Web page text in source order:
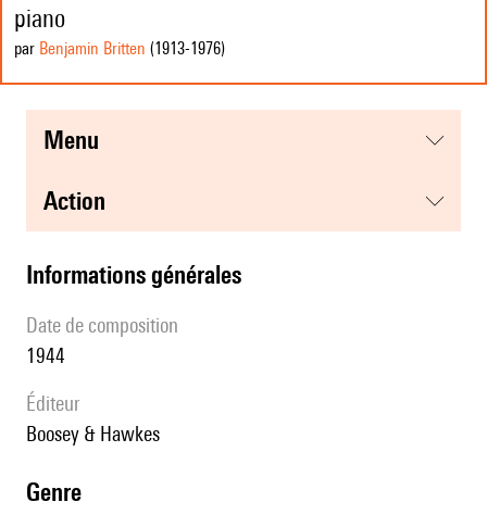
piano
par Benjamin Britten (1913-1976)
menu
action
informations générales
date de composition
1944
éditeur
Boosey & Hawkes
genre